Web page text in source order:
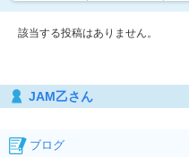
該当する投稿はありません。
JAM乙さん
ブログ